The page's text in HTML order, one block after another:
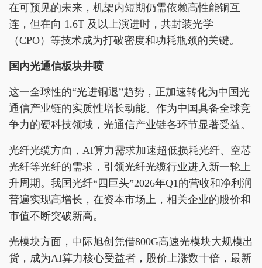
在可预见的未来，机架内短期仍需依赖高性能铜互
连，但在向 1.6T 及以上演进时，共封装光学
（CPO）等技术成为打破密度和功耗瓶颈的关键。
国内光通信板块井喷
这一全球性的“光进铜退”趋势，正加速转化为中国光
通信产业链的实质性增长动能。作为中国具备全球竞
争力的硬科技领域，光通信产业链各环节显著受益。
光纤光缆方面，AI算力需求加速超低损耗光纤、空芯
光纤等光纤的需求，引领光纤光缆行业进入新一轮上
升周期。我国光纤“四巨头”2026年Q1的营收和净利润
普遍实现高增长，在资本市场上，相关企业的股价和
市值不断突破新高。
光模块方面，中际旭创凭借800G高速光模块大规模出
货，成为AI算力核心受益者，股价上涨数十倍，最新